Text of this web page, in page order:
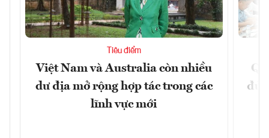
Tiêu điểm
Việt Nam và Australia còn nhiều
dư địa mở rộng hợp tác trong các
lĩnh vực mới
đủ